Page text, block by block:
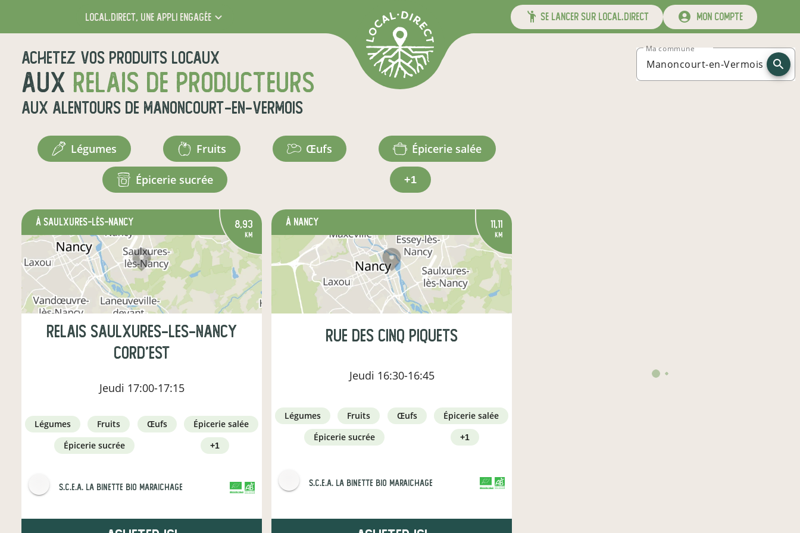
local.direct, une appli engagée se lancer sur local.direct mon compte
Achetez vos produits locaux
aux relais de producteurs
aux alentours de Manoncourt-en-Vermois
Ma commune
légumes fruits œufs épicerie salée
épicerie sucrée +1
à Saulxures-lès-Nancy 8,93
km
Relais Saulxures-les-Nancy
Cord'Est
Jeudi 17:00-17:15
légumes fruits œufs
épicerie salée
épicerie sucrée
+1
s.c.e.a. la binette bio maraichage CERTIFIÉ PAR FR-BIO-01
AGRICULTURE FRANCE
à Nancy 11,11
km
rue des cinq piquets
Jeudi 16:30-16:45
légumes fruits œufs
épicerie salée
épicerie sucrée
+1
s.c.e.a. la binette bio maraichage